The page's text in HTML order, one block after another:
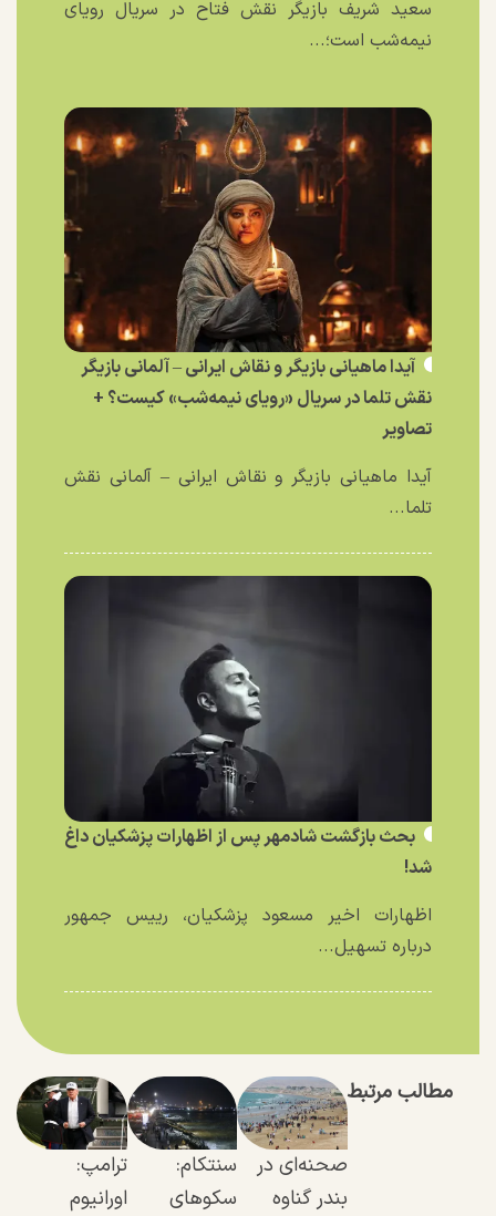
سعید شریف بازیگر نقش فتاح در سریال رویای
نیمه‌شب است؛...
آیدا ماهیانی بازیگر و نقاش ایرانی – آلمانی بازیگر
نقش تلما در سریال «رویای نیمه‌شب» کیست؟ +
تصاویر
آیدا ماهیانی بازیگر و نقاش ایرانی – آلمانی نقش
تلما...
بحث بازگشت شادمهر پس از اظهارات پزشکیان داغ
شد!
اظهارات اخیر مسعود پزشکیان، رییس جمهور
درباره تسهیل...
مطالب مرتبط
صحنه‌ای در
بندر گناوه
سنتکام:
سکو‌های
ترامپ:
اورانیوم